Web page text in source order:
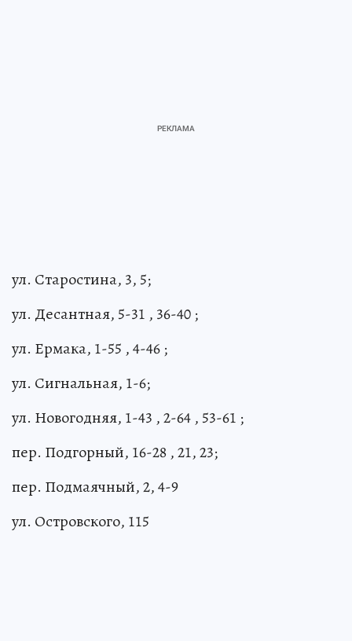
ул. Старостина, 3, 5;
ул. Десантная, 5-31 , 36-40 ;
ул. Ермака, 1-55 , 4-46 ;
ул. Сигнальная, 1-6;
ул. Новогодняя, 1-43 , 2-64 , 53-61 ;
пер. Подгорный, 16-28 , 21, 23;
пер. Подмаячный, 2, 4-9
ул. Островского, 115